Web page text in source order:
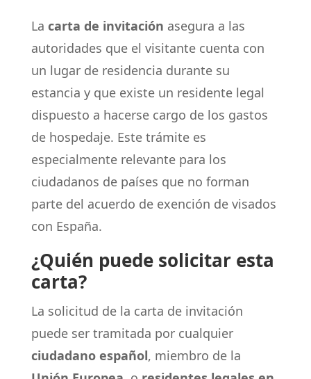
La carta de invitación asegura a las
autoridades que el visitante cuenta con
un lugar de residencia durante su
estancia y que existe un residente legal
dispuesto a hacerse cargo de los gastos
de hospedaje. Este trámite es
especialmente relevante para los
ciudadanos de países que no forman
parte del acuerdo de exención de visados
con España.
¿Quién puede solicitar esta
carta?
La solicitud de la carta de invitación
puede ser tramitada por cualquier
ciudadano español, miembro de la